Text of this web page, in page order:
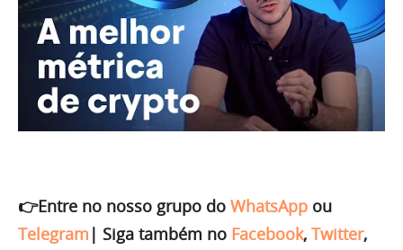
👉Entre no nosso grupo do WhatsApp ou
Telegram | Siga também no Facebook, Twitter,